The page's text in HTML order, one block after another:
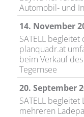
Automobil- und
14. November
SATELL
planquadr.at
beim Verkauf
Tegernsee
20. September
SATELL
mehreren